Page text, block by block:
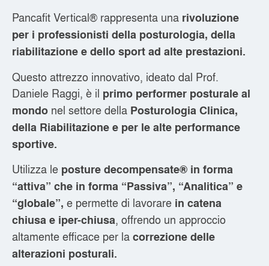
Pancafit Vertical® rappresenta una rivoluzione
per i professionisti della posturologia, della
riabilitazione e dello sport ad alte prestazioni.
Questo attrezzo innovativo, ideato dal Prof.
Daniele Raggi, è il primo performer posturale al
mondo nel settore della Posturologia Clinica,
della Riabilitazione e per le alte performance
sportive.
Utilizza le posture decompensate® in forma
“attiva” che in forma “Passiva”, “Analitica” e
“globale”, e permette di lavorare in catena
chiusa e iper-chiusa, offrendo un approccio
altamente efficace per lacorrezione delle
alterazioni posturali.